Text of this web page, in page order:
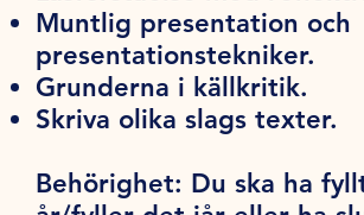
Muntlig presentation och
presentationstekniker.
Grunderna i källkritik.
Skriva olika slags texter.
Behörighet: Du ska ha